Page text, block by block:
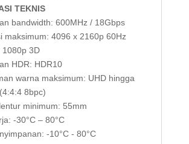
TEKNIS
bandwidth: 600MHz / 18Gbps
maksimum: 4096 x 2160p 60Hz
1080p 3D
HDR: HDR10
warna maksimum: UHD hingga
8bpc)
minimum: 55mm
-30°C – 80°C
-10°C - 80°C